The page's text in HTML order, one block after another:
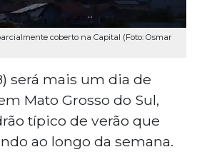
coberto na Capital (Foto: Osmar
será mais um dia de
Mato Grosso do Sul,
típico de verão que
ao longo da semana.